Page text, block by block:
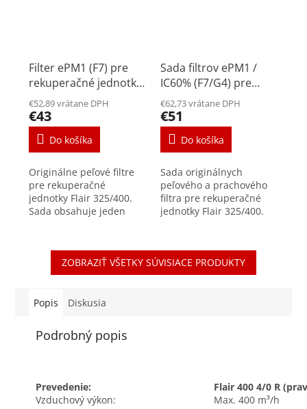
Filter ePM1 (F7) pre
rekuperačné jednotky
Flair 325/400
€52,89 vrátane DPH
€43
Do košíka
Originálne peľové filtre
pre rekuperačné
jednotky Flair 325/400.
Sada obsahuje jeden
väčšie ako 10-200 μm.
Účinne...
Sada filtrov ePM1 /
IC60% (F7/G4) pre
rekuperačné jednotky
Flair 325/400
€62,73 vrátane DPH
€51
Do košíka
Sada originálnych
peľového a prachového
filtra pre rekuperačné
jednotky Flair 325/400.
čerstvého vzduchu a
prachový na odťahu z...
ZOBRAZIŤ VŠETKY SÚVISIACE PRODUKTY
Popis Diskusia
Podrobný popis
Prevedenie:
Flair 400 4/0 R
Vzduchový výkon:
Max. 400 m³/h